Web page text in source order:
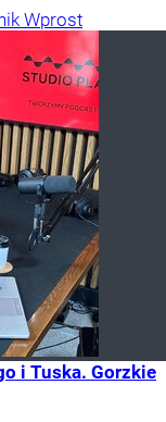
Wprost
i Tuska. Gorzkie